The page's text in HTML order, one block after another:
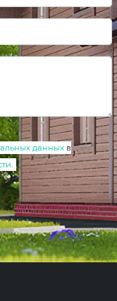
данныхв